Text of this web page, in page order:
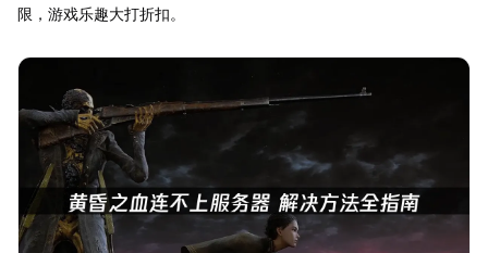
限，游戏乐趣大打折扣。